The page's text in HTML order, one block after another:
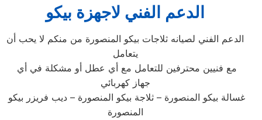
الدعم الفني لاجهزة بيكو
الدعم الفني لصيانه ثلاجات بيكو المنصورة من منكم لا يحب أن
يتعامل
جهاز كهربائي
المنصورة